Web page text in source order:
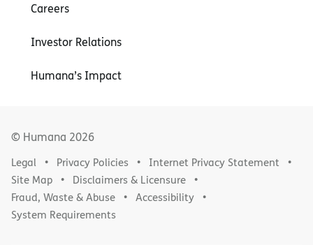
Careers
Investor Relations
Humana’s Impact
© Humana 2026
Legal Privacy Policies
Internet Privacy Statement
Site Map
Disclaimers & Licensure
Fraud, Waste & Abuse
Accessibility
System Requirements